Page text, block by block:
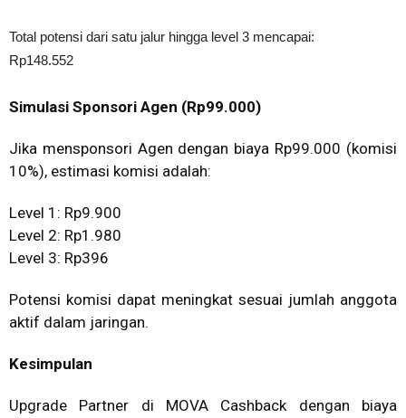
Total potensi dari satu jalur hingga level 3 mencapai:
Rp148.552
Simulasi Sponsori Agen (Rp99.000)
Jika mensponsori Agen dengan biaya Rp99.000 (komisi
10%), estimasi komisi adalah:
Level 1: Rp9.900
Level 2: Rp1.980
Level 3: Rp396
Potensi komisi dapat meningkat sesuai jumlah anggota
aktif dalam jaringan.
Kesimpulan
Upgrade Partner di MOVA Cashback dengan biaya